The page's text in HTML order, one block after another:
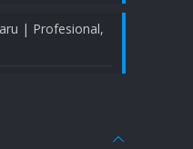
| Profesional,